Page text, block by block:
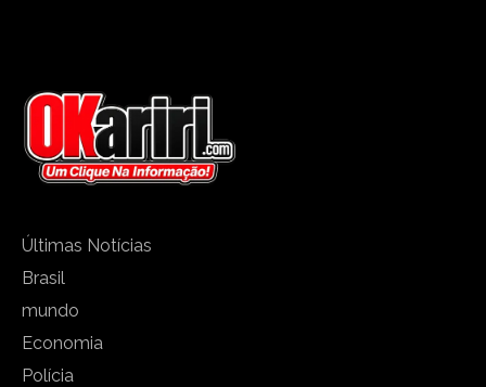
Últimas Notícias
Brasil
mundo
Economia
Polícia